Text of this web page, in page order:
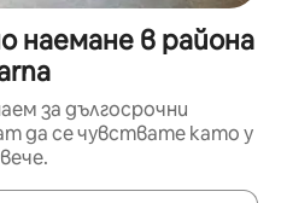
наемане в района
за дългосрочни
да се чувствате като у